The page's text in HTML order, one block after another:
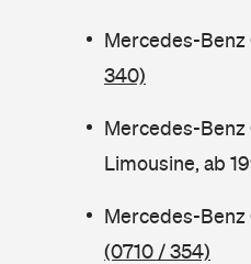
Mercedes-Benz
340)
Mercedes-Benz
Limousine, ab
Mercedes-Benz
(0710 / 354)